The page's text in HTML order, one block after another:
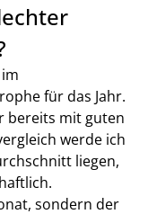
für das Jahr.
bereits mit guten
werde ich
liegen,
sondern der